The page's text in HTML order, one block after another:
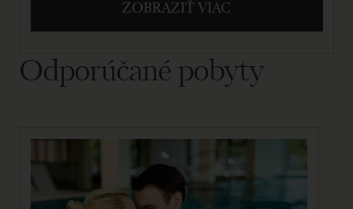
ZOBRAZIŤ VIAC
Odporúčané pobyty